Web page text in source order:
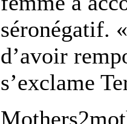
séronégatif.
d’avoir
s’exclame